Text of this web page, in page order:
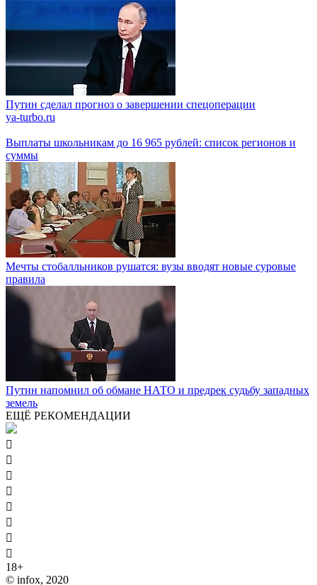
Путин сделал прогноз о завершении спецоперации
ya-turbo.ru
Выплаты школьникам до 16 965 рублей: список регионов и
суммы
Мечты стобалльников рушатся: вузы вводят новые суровые
правила
Путин напомнил об обмане НАТО и предрек судьбу западных
земель
ЕЩЁ РЕКОМЕНДАЦИИ








18+
© infox, 2020